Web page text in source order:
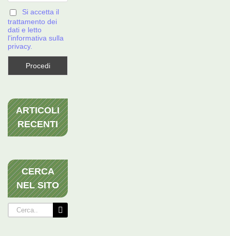
Si accetta il
trattamento dei
dati e letto
l'informativa sulla
privacy.
ARTICOLI
RECENTI
CERCA
NEL SITO
Cerca
per: